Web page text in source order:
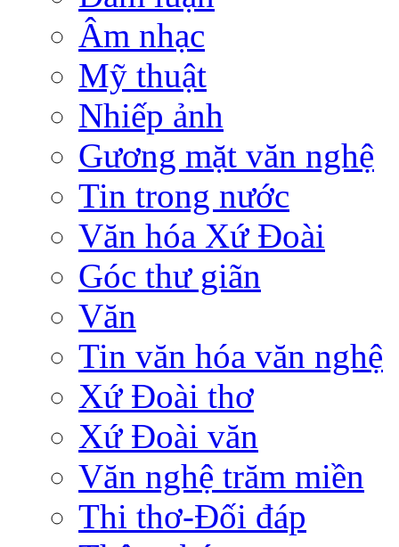
Âm nhạc
Mỹ thuật
Nhiếp ảnh
Gương mặt văn nghệ
Tin trong nước
Văn hóa Xứ Đoài
Góc thư giãn
Văn
Tin văn hóa văn nghệ
Xứ Đoài thơ
Xứ Đoài văn
Văn nghệ trăm miền
Thi thơ-Đối đáp